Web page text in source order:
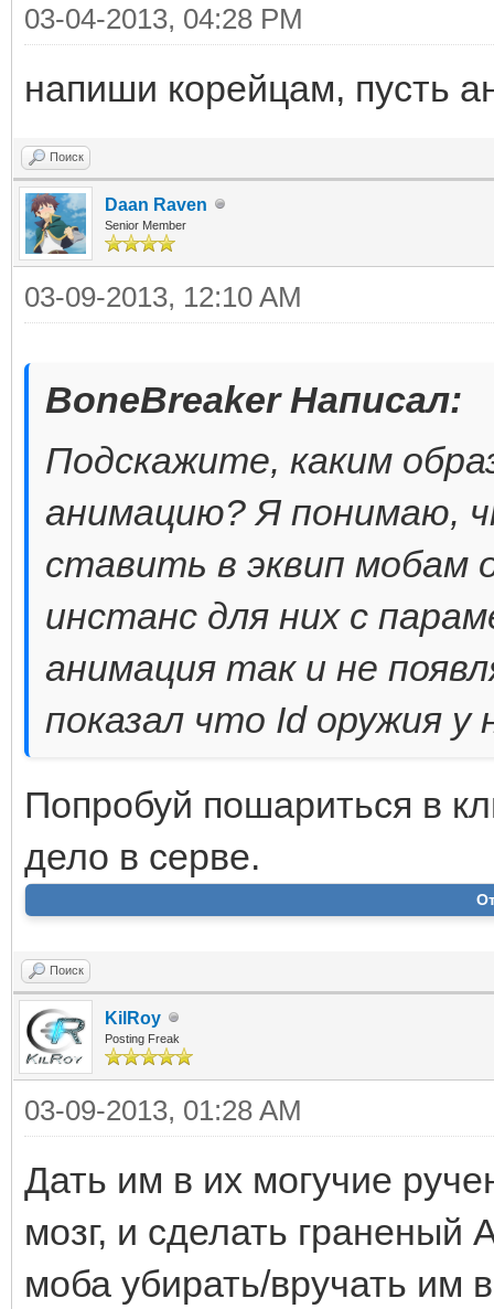
03-04-2013, 04:28 PM
напиши корейцам, пусть
Поиск
Daan Raven
Senior Member
03-09-2013, 12:10 AM
BoneBreaker Написал:
Подскажите, каким
анимацию? Я понимаю,
ставить в эквип мобам
инстанс для них с
анимация так и не
показал что Id оружия
Попробуй пошариться в
дело в серве.
Поиск
KilRoy
Posting Freak
03-09-2013, 01:28 AM
Дать им в их могучие
мозг, и сделать граненый
моба убирать/вручать им